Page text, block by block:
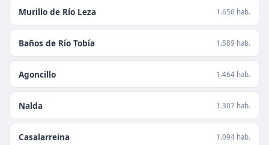
Murillo de Río Leza 1.656 hab.
Baños de Río Tobía 1.589 hab.
Agoncillo 1.464 hab.
Nalda 1.307 hab.
Casalarreina 1.094 hab.